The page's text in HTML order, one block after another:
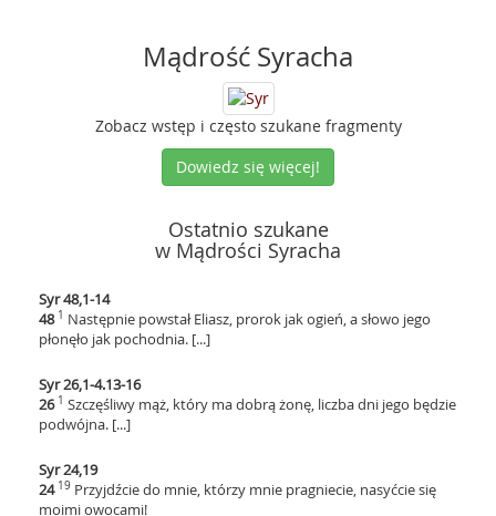
Mądrość Syracha
Zobacz wstęp i często szukane fragmenty
Dowiedz się więcej!
Ostatnio szukane
w Mądrości Syracha
Syr 48,1-14
48 1 Następnie powstał Eliasz, prorok jak ogień, a słowo jego
płonęło jak pochodnia. [...]
Syr 26,1-4.13-16
26 1 Szczęśliwy mąż, który ma dobrą żonę, liczba dni jego będzie
podwójna. [...]
Syr 24,19
24 19 Przyjdźcie do mnie, którzy mnie pragniecie, nasyćcie się
moimi owocami!